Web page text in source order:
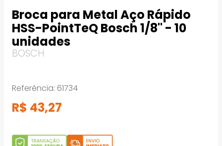
Broca para Metal Aço Rápido
HSS-PointTeQ Bosch 1/8" - 10
unidades
BOSCH
Referência: 61734
R$ 43,27